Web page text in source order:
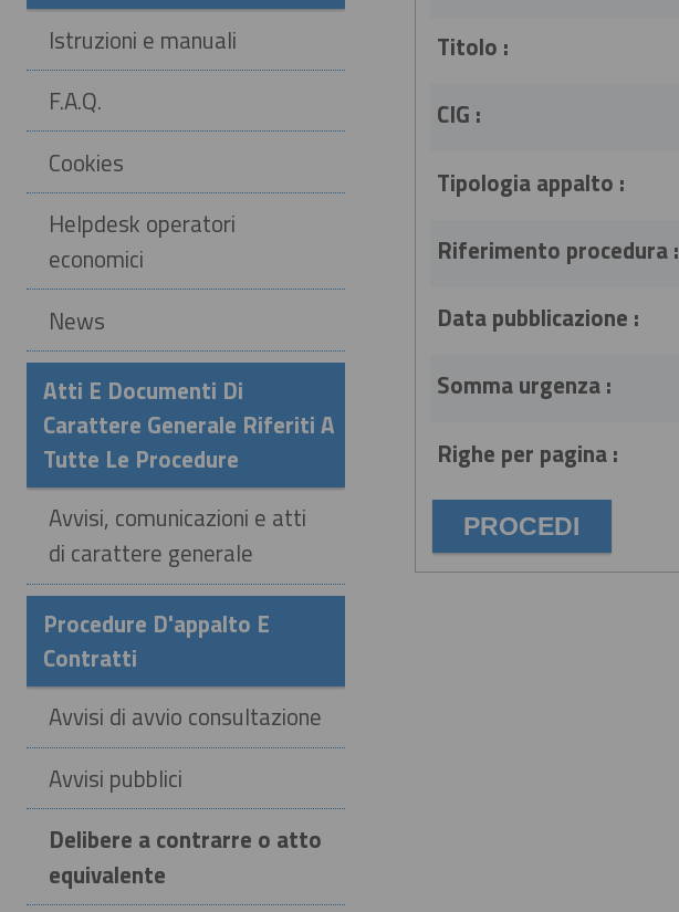
Istruzioni e manuali
F.A.Q.
Cookies
Helpdesk operatori
economici
News
Atti E Documenti Di
Carattere Generale Riferiti A
Tutte Le Procedure
Avvisi, comunicazioni e atti
di carattere generale
Procedure D'appalto E
Contratti
Avvisi di avvio consultazione
Avvisi pubblici
Delibere a contrarre o atto
equivalente
Titolo :
CIG :
Tipologia appalto :
Riferimento procedura :
Data pubblicazione :
Somma urgenza :
Righe per pagina :